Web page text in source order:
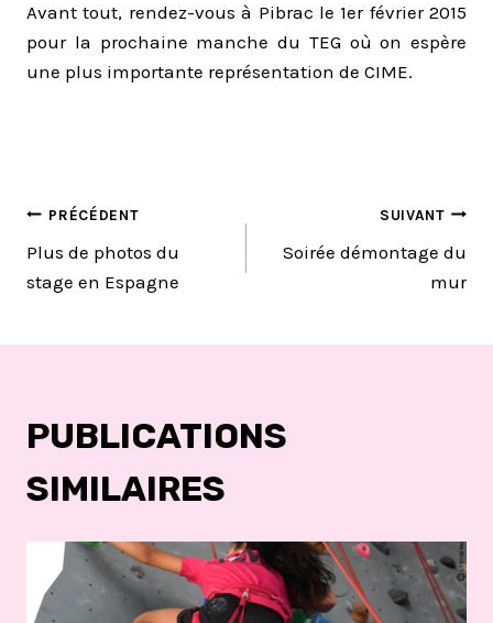
Avant tout, rendez-vous à Pibrac le 1er février 2015
pour la prochaine manche du TEG où on espère
une plus importante représentation de CIME.
NAVIGATION
DE
PRÉCÉDENT
Plus de photos du
stage en Espagne
SUIVANT
Soirée démontage du
mur
PUBLICATIONS
SIMILAIRES